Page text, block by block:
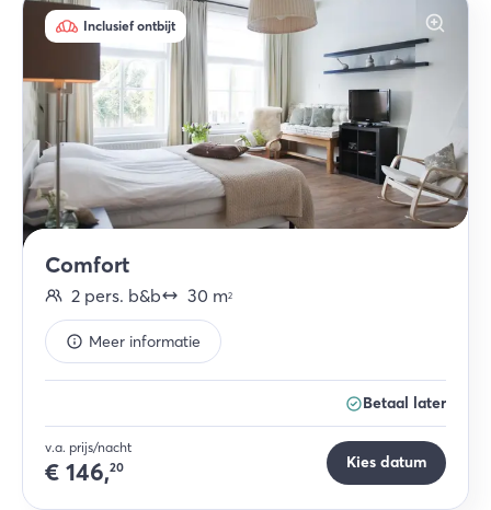
Inclusief ontbijt
Comfort
2 pers. b&b 30 m2
Meer informatie
Betaal later
v.a. prijs/nacht
€ 146,20 Kies datum